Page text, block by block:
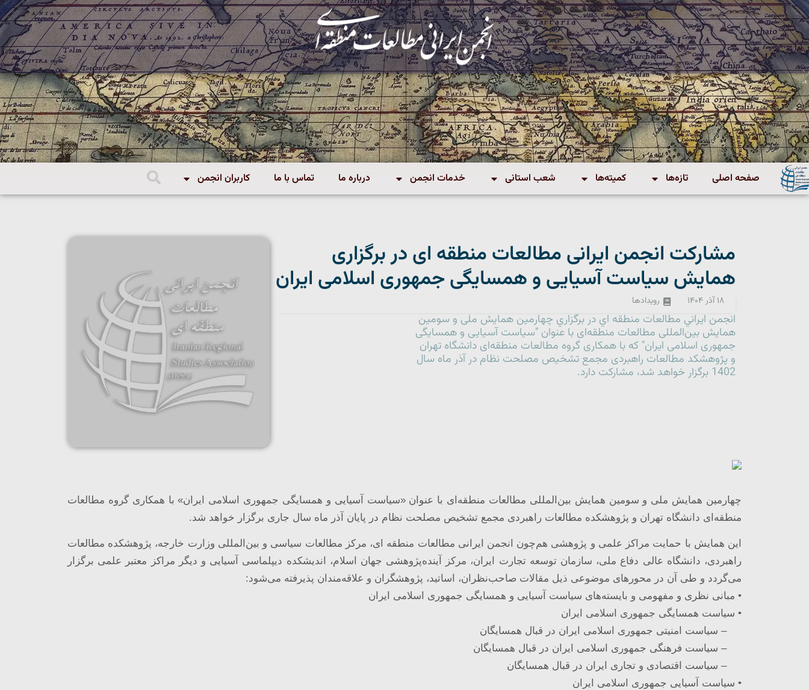
صفحه اصلی تازه‌ها کمیته‌ها شعب استانی خدمات انجمن درباره ما تماس با ما کاربران انجمن
مشارکت انجمن ایرانی مطالعات منطقه ای در برگزاری
همایش سیاست آسیایی و همسایگی جمهوری اسلامی ایران
۱۸ آذر ۱۴۰۴ رویدادها
انجمن ايراني مطالعات منطقه اي در برگزاري چهارمین همایش ملی و سومین
همایش بین‌المللی مطالعات منطقه‌ای با عنوان "سیاست آسیایی و همسایگی
جمهوری اسلامی ایران" كه با همکاری گروه مطالعات منطقه‌ای دانشگاه تهران
و پژوهشکد مطالعات راهبردی مجمع تشخیص مصلحت نظام در آذر ماه سال
1402 برگزار خواهد شد، مشاركت دارد.
چهارمین همایش ملی و سومین همایش بین‌المللی مطالعات منطقه‌ای با عنوان«سیاست آسیایی و همسایگی جمهوری اسلامی ایران»با همکاری گروه مطالعات
منطقه‌ای دانشگاه تهران و پژوهشکده مطالعات راهبردی مجمع تشخیص مصلحت نظام در پایان آذر ماه سال جاری برگزار خواهد شد.
این همایش با حمایت مراکز علمی و پژوهشی هم‌چون انجمن ایرانی مطالعات منطقه ای، مرکز مطالعات سیاسی و بین‌المللی وزارت خارجه، پژوهشکده مطالعات
راهبردی، دانشگاه عالی دفاع ملی، سازمان توسعه تجارت ایران، مرکز آینده‌پژوهشی جهان اسلام، اندیشکده دیپلماسی آسیایی و دیگر مراکز معتبر علمی برگزار
می‌گردد و طی آن در محور‌های موضوعی ذیل مقالات صاحب‌نظران، اساتید، پژوهشگران و علاقه‌مندان پذیرفته می‌شود:
• مبانی نظری و مفهومی و بایسته‌های سیاست آسیایی و همسایگی جمهوری اسلامی ایران
• سیاست همسایگی جمهوری اسلامی ایران
– سیاست امنیتی جمهوری اسلامی ایران در قبال همسایگان
– سیاست فرهنگی جمهوری اسلامی ایران در قبال همسایگان
– سیاست اقتصادی و تجاری ایران در قبال همسایگان
• سیاست آسیایی جمهوری اسلامی ایران